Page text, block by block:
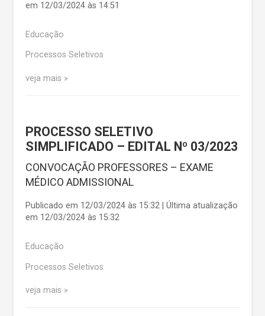
em 12/03/2024 às 14:51
Educação
Processos Seletivos
veja mais
PROCESSO SELETIVO
SIMPLIFICADO – EDITAL Nº 03/2023
CONVOCAÇÃO PROFESSORES – EXAME
MÉDICO ADMISSIONAL
Publicado em 12/03/2024 às 15:32 | Última atualização
em 12/03/2024 às 15:32
Educação
Processos Seletivos
veja mais